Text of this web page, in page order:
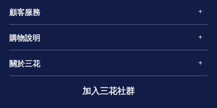
顧客服務
購物說明
關於三花
加入三花社群